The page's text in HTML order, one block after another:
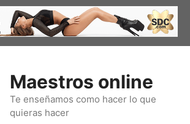
Maestros online
Te enseñamos como hacer lo que
quieras hacer